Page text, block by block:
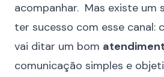
acompanhar. Mas existe um
ter sucesso com esse canal:
vai ditar um bom
comunicação simples e